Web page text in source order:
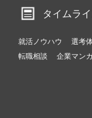
タイムラ
就活ノウハウ 選考
転職相談
企業マン